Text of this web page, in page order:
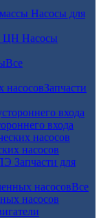
Насосы для
Насосы
Все
Запчасти
входа
насосов
Запчасти для
Все
насосов